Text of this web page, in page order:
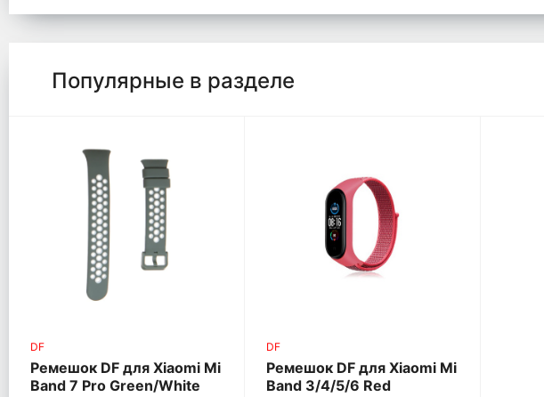
Популярные в разделе
DF
Ремешок DF для Xiaomi Mi
Band 7 Pro Green/White
DF
Ремешок DF для Xiaomi Mi
Band 3/4/5/6 Red